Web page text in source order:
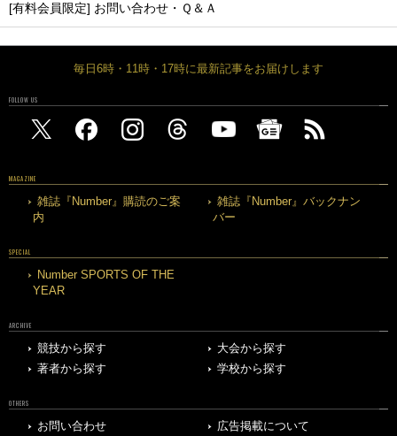
[有料会員限定] お問い合わせ・Ｑ＆Ａ
毎日6時・11時・17時に最新記事をお届けします
FOLLOW US
MAGAZINE
雑誌『Number』購読のご案
内
雑誌『Number』バックナン
バー
SPECIAL
Number SPORTS OF THE
YEAR
ARCHIVE
競技から探す
大会から探す
著者から探す
学校から探す
OTHERS
お問い合わせ 広告掲載について